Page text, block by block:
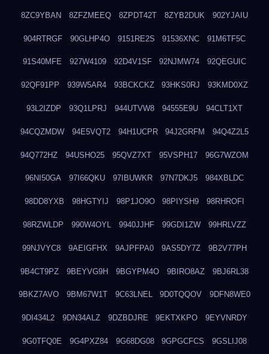
8ZC9YBAN 8ZFZMEEQ 8ZPDT42T 8ZYB2DUK 902YJAIU
904RTRGF 90GLHP4O 9151RE2S 91536XNC 91M6TF5C
91S40MFE 927W4109 92D4V1SF 92NJMW74 92QEGUIC
92QF91PP 939W5AR4 93BCKCKZ 93HKS0RJ 93KMD0XZ
93L2IZDP 93Q1LPRJ 944UTVW8 94555E9U 94CLT1XT
94CQZMDW 94E5VQT2 94H1UCPR 94J2GRFM 94Q4Z2L5
94Q772HZ 94USHO25 95QVZ7XT 95VSPH17 96G7WZOM
96NI50GA 97I66QKU 97IBUWKR 97N7DKJ5 984XBLDC
98DD8YXB 98HGTYIJ 98P1JO9O 98PIYSH9 98RHROFI
98RZWLDP 990W4OYL 9940JJHF 99GDI1ZW 99HRLVZZ
99NJVYC8 9AEIGFHX 9AJPFPA0 9AS5DY7Z 9B2V77PH
9B4CT9PZ 9BEYVG9H 9BGYPM4O 9BIRO8AZ 9BJ6RL38
9BKZ7AVO 9BM67W1T 9C63LNEL 9D0TQQOV 9DFN8WE0
9DI434L2 9DN34ALZ 9DZBDJRE 9EKTXKPO 9EYVNRDY
9G0TFQ0E 9G4PXZ84 9G68DG08 9GPGCFCS 9GSLIJ08